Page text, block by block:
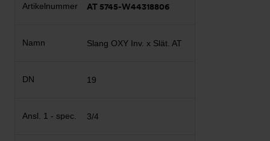
AT 5745-W44318806
Slang OXY Inv. x Slät. AT
19
3/4